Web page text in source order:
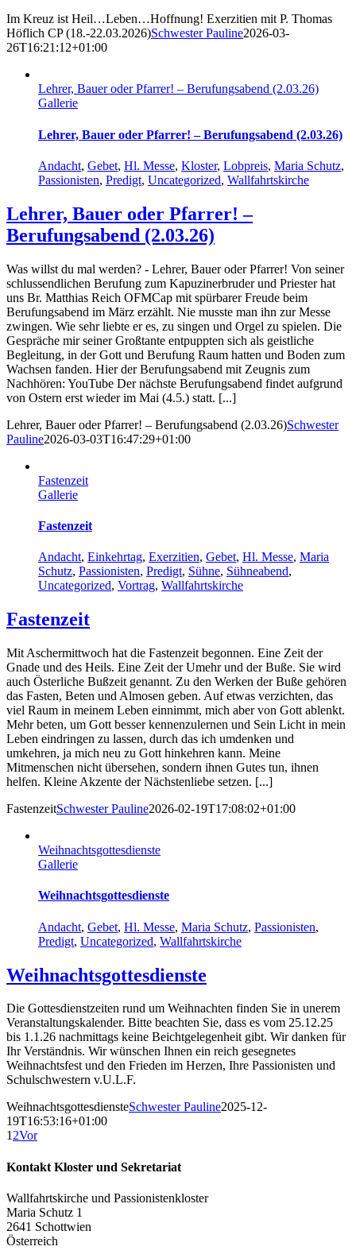
Im Kreuz ist Heil…Leben…Hoffnung! Exerzitien mit P. Thomas
Höflich CP (18.-22.03.2026)Schwester Pauline2026-03-
26T16:21:12+01:00
Lehrer, Bauer oder Pfarrer! – Berufungsabend (2.03.26)
Gallerie
Lehrer, Bauer oder Pfarrer! – Berufungsabend (2.03.26)
Andacht, Gebet, Hl. Messe, Kloster, Lobpreis, Maria Schutz,
Passionisten, Predigt, Uncategorized, Wallfahrtskirche
Lehrer, Bauer oder Pfarrer! –
Berufungsabend (2.03.26)
Was willst du mal werden? - Lehrer, Bauer oder Pfarrer! Von seiner
schlussendlichen Berufung zum Kapuzinerbruder und Priester hat
uns Br. Matthias Reich OFMCap mit spürbarer Freude beim
Berufungsabend im März erzählt. Nie musste man ihn zur Messe
zwingen. Wie sehr liebte er es, zu singen und Orgel zu spielen. Die
Gespräche mir seiner Großtante entpuppten sich als geistliche
Begleitung, in der Gott und Berufung Raum hatten und Boden zum
Wachsen fanden. Hier der Berufungsabend mit Zeugnis zum
Nachhören: YouTube Der nächste Berufungsabend findet aufgrund
von Ostern erst wieder im Mai (4.5.) statt. [...]
Lehrer, Bauer oder Pfarrer! – Berufungsabend (2.03.26)Schwester
Pauline2026-03-03T16:47:29+01:00
Fastenzeit
Gallerie
Fastenzeit
Andacht, Einkehrtag, Exerzitien, Gebet, Hl. Messe, Maria
Schutz, Passionisten, Predigt, Sühne, Sühneabend,
Uncategorized, Vortrag, Wallfahrtskirche
Fastenzeit
Mit Aschermittwoch hat die Fastenzeit begonnen. Eine Zeit der
Gnade und des Heils. Eine Zeit der Umehr und der Buße. Sie wird
auch Österliche Bußzeit genannt. Zu den Werken der Buße gehören
das Fasten, Beten und Almosen geben. Auf etwas verzichten, das
viel Raum in meinem Leben einnimmt, mich aber von Gott ablenkt.
Mehr beten, um Gott besser kennenzulernen und Sein Licht in mein
Leben eindringen zu lassen, durch das ich umdenken und
umkehren, ja mich neu zu Gott hinkehren kann. Meine
Mitmenschen nicht übersehen, sondern ihnen Gutes tun, ihnen
helfen. Kleine Akzente der Nächstenliebe setzen. [...]
FastenzeitSchwester Pauline2026-02-19T17:08:02+01:00
Weihnachtsgottesdienste
Gallerie
Weihnachtsgottesdienste
Andacht, Gebet, Hl. Messe, Maria Schutz, Passionisten,
Predigt, Uncategorized, Wallfahrtskirche
Weihnachtsgottesdienste
Die Gottesdienstzeiten rund um Weihnachten finden Sie in unerem
Veranstaltungskalender. Bitte beachten Sie, dass es vom 25.12.25
bis 1.1.26 nachmittags keine Beichtgelegenheit gibt. Wir danken für
Ihr Verständnis. Wir wünschen Ihnen ein reich gesegnetes
Weihnachtsfest und den Frieden im Herzen, Ihre Passionisten und
Schulschwestern v.U.L.F.
WeihnachtsgottesdiensteSchwester Pauline2025-12-
19T16:53:16+01:00
12Vor
Kontakt Kloster und Sekretariat
Wallfahrtskirche und Passionistenkloster
Maria Schutz 1
2641 Schottwien
Österreich